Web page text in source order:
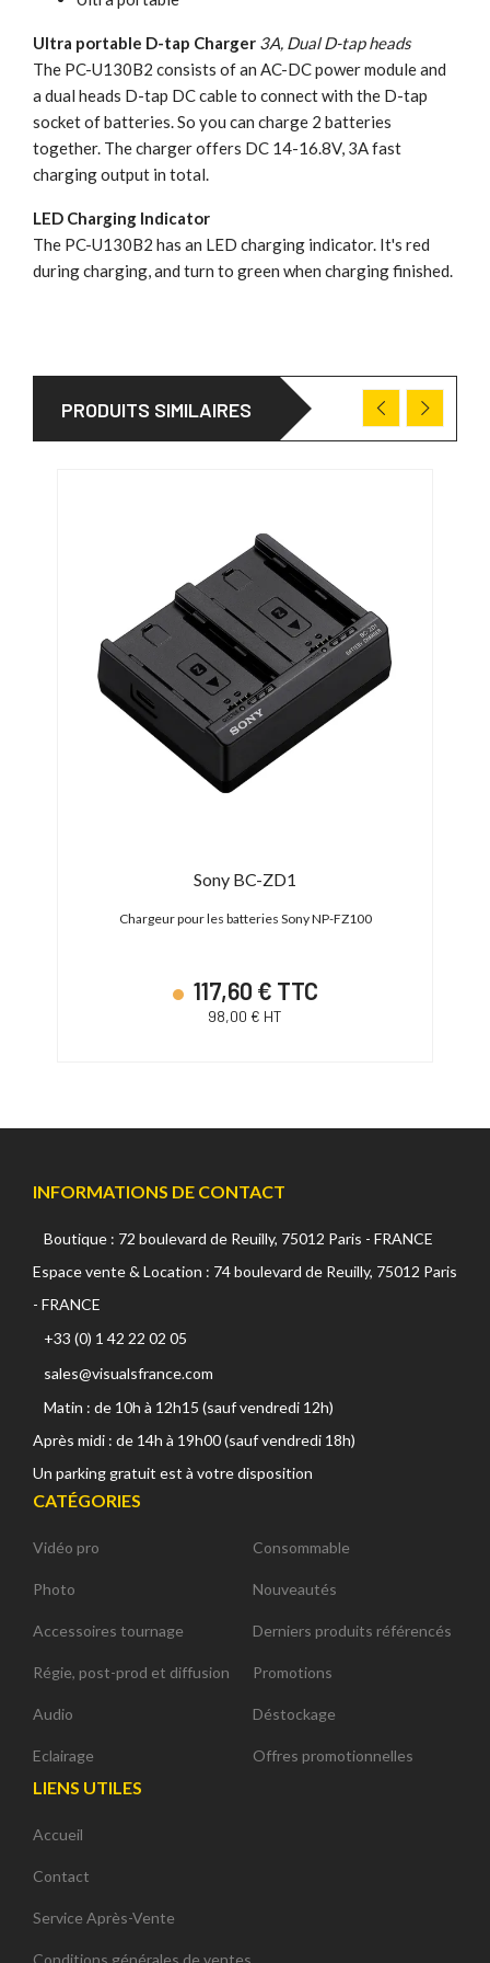
Ultra portable D-tap Charger 3A, Dual D-tap heads
The PC-U130B2 consists of an AC-DC power module and
a dual heads D-tap DC cable to connect with the D-tap
socket of batteries. So you can charge 2 batteries
together. The charger offers DC 14-16.8V, 3A fast
charging output in total.
LED Charging Indicator
The PC-U130B2 has an LED charging indicator. It's red
during charging, and turn to green when charging finished.
PRODUITS SIMILAIRES
Sony BC-ZD1
Chargeur pour les batteries Sony NP-FZ100
117,60 € TTC
98,00 € HT
INFORMATIONS DE CONTACT
Boutique : 72 boulevard de Reuilly, 75012 Paris - FRANCE
Espace vente & Location : 74 boulevard de Reuilly, 75012 Paris
- FRANCE
+33 (0) 1 42 22 02 05
sales@visualsfrance.com
Matin : de 10h à 12h15 (sauf vendredi 12h)
Après midi : de 14h à 19h00 (sauf vendredi 18h)
Un parking gratuit est à votre disposition
CATÉGORIES
Vidéo pro
Photo
Accessoires tournage
Régie, post-prod et diffusion
Audio
Eclairage
Consommable
Nouveautés
Derniers produits référencés
Promotions
Déstockage
Offres promotionnelles
LIENS UTILES
Accueil
Contact
Service Après-Vente
Conditions générales de ventes